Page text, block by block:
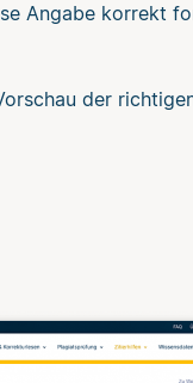
Angabe korrekt
der